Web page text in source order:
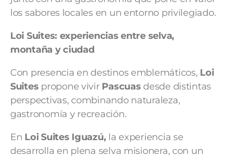
los sabores locales en un entorno privilegiado.
Loi Suites: experiencias entre selva,
montaña y ciudad
Con presencia en destinos emblemáticos, Loi
Suites propone vivir Pascuas desde distintas
perspectivas, combinando naturaleza,
gastronomía y recreación.
En Loi Suites Iguazú, la experiencia se
desarrolla en plena selva misionera, con un